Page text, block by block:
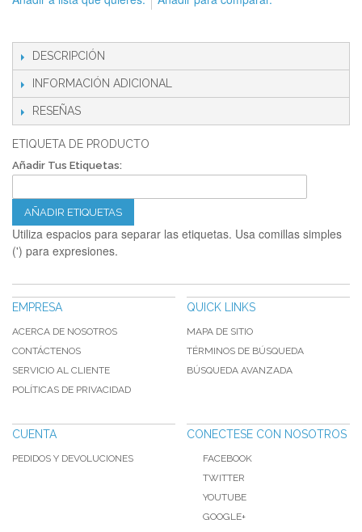
DESCRIPCIÓN
INFORMACIÓN ADICIONAL
RESEÑAS
ETIQUETA DE PRODUCTO
Añadir Tus Etiquetas:
AÑADIR ETIQUETAS
Utiliza espacios para separar las etiquetas. Usa comillas simples
(') para expresiones.
EMPRESA
ACERCA DE NOSOTROS
CONTÁCTENOS
SERVICIO AL CLIENTE
POLÍTICAS DE PRIVACIDAD
QUICK LINKS
MAPA DE SITIO
TÉRMINOS DE BÚSQUEDA
BÚSQUEDA AVANZADA
CUENTA
PEDIDOS Y DEVOLUCIONES
CONECTESE CON NOSOTROS
FACEBOOK
TWITTER
YOUTUBE
GOOGLE+